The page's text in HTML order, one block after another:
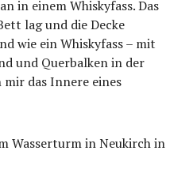
in einem Whiskyfass. Das
lag und die Decke
wie ein Whiskyfass – mit
und Querbalken in der
das Innere eines